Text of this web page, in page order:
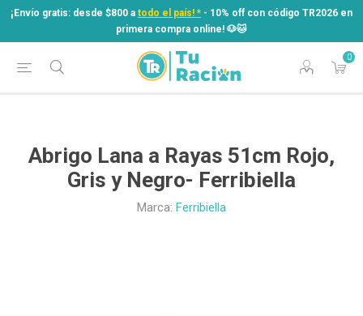
¡Envío gratis: desde $800 a todo el país! * - 10% off con código TR2026 en
primera compra online! ​🐶​🐱
0
¡Envío gratis: desde $800 atodo el país! *
- 10% off con código TR2026 en
primera compra online! ​🐶​🐱
Abrigo Lana a Rayas 51cm Rojo,
Gris y Negro- Ferribiella
Marca: Ferribiella